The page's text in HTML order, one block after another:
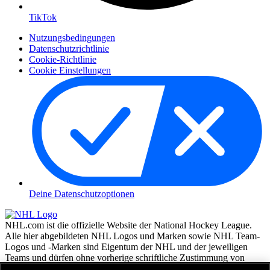
TikTok
Nutzungsbedingungen
Datenschutzrichtlinie
Cookie-Richtlinie
Cookie Einstellungen
Deine Datenschutzoptionen
NHL.com ist die offizielle Website der National Hockey League.
Alle hier abgebildeten NHL Logos und Marken sowie NHL Team-
Logos und -Marken sind Eigentum der NHL und der jeweiligen
Teams und dürfen ohne vorherige schriftliche Zustimmung von